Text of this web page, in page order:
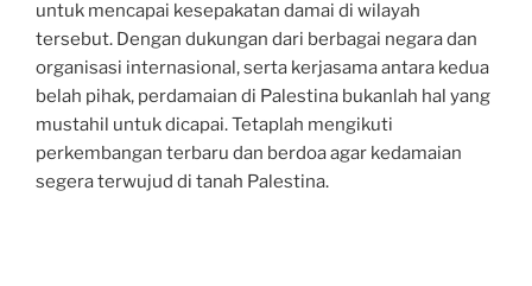
untuk mencapai kesepakatan damai di wilayah
tersebut. Dengan dukungan dari berbagai negara dan
organisasi internasional, serta kerjasama antara kedua
belah pihak, perdamaian di Palestina bukanlah hal yang
mustahil untuk dicapai. Tetaplah mengikuti
perkembangan terbaru dan berdoa agar kedamaian
segera terwujud di tanah Palestina.